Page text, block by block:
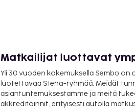
Matkailijat luottavat
Yli 30 vuoden kokemuksella Sembo on
luotettavaa Stena-ryhmää. Meidät
asiantuntemuksestamme ja meitä
akkreditoinnit, erityisesti autolla